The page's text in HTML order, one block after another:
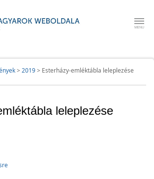
> 2019> Esterházy-emléktábla leleplezése
leleplezése